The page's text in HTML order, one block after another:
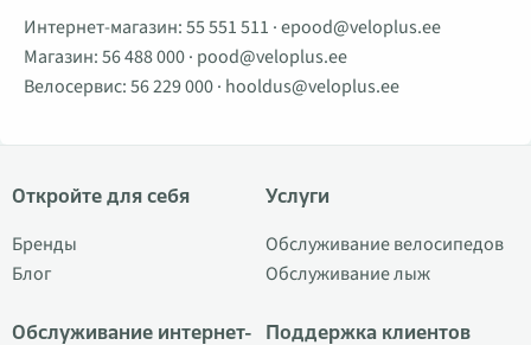
Интернет-магазин:55 551 511 ·epood@veloplus.ee
Магазин:56 488 000· pood@veloplus.ee
Велосервис:56 229 000· hooldus@veloplus.ee
Откройте для себя
Бренды
Блог
Обслуживание интернет-
Услуги
Обслуживание велосипедов
Обслуживание лыж
Поддержка клиентов